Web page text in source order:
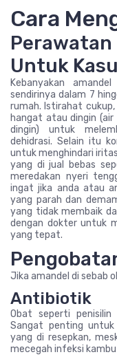
Cara
Untuk
Kebanyakan
sendirinya dalam 7
rumah. Istirahat
hangat atau dingin
dingin) untuk
dehidrasi. Selain itu
untuk menghindari
yang di jual bebas
meredakan nyeri
ingat jika anda atau
yang parah dan
yang tidak membaik
dengan dokter untuk
yang tepat.
Jika amandel di sebab
Antibiotik
Obat seperti
Sangat penting untuk
yang di resepkan,
mecegah infeksi